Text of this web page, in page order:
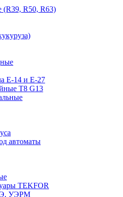
(R39, R50, R63)
Е-14 и Е-27
T8 G13
автоматы
TEKFOR
УЭРМ